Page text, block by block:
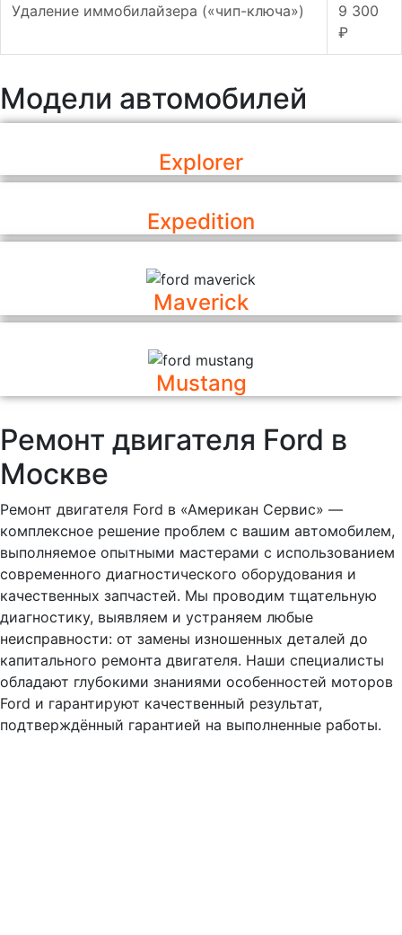
Удаление иммобилайзера («чип-ключа»)
9 300
₽
Модели автомобилей
Explorer
Expedition
Maverick
Mustang
Ремонт двигателя Ford в
Москве
Ремонт двигателя Ford в «Американ Сервис» —
комплексное решение проблем с вашим автомобилем,
выполняемое опытными мастерами с использованием
современного диагностического оборудования и
качественных запчастей. Мы проводим тщательную
диагностику, выявляем и устраняем любые
неисправности: от замены изношенных деталей до
капитального ремонта двигателя. Наши специалисты
обладают глубокими знаниями особенностей моторов
Ford и гарантируют качественный результат,
подтверждённый гарантией на выполненные работы.